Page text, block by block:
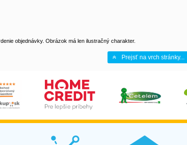
objednávky. Obrázok má len ilustračný charakter.
Prejsť na vrch stránky...